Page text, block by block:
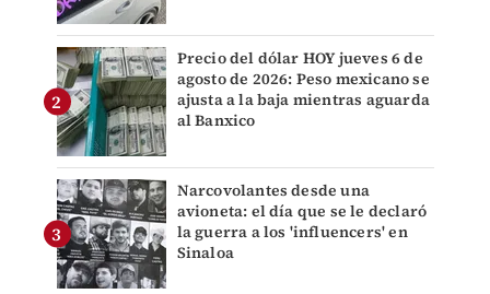
Precio del dólar HOY jueves 6 de
agosto de 2026: Peso mexicano se
ajusta a la baja mientras aguarda
al Banxico
Narcovolantes desde una
avioneta: el día que se le declaró
la guerra a los 'influencers' en
Sinaloa